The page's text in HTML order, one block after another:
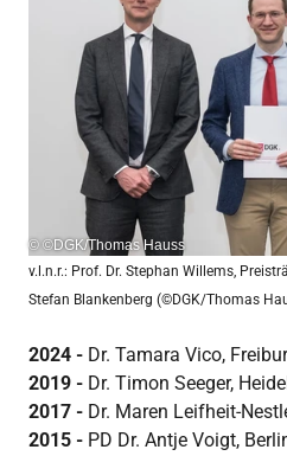
© ©DGK/Thomas Hauss
v.l.n.r.: Prof. Dr. Stephan Willems,
Stefan Blankenberg (©DGK/Thomas
2024 - Dr. Tamara Vico,
2019 - Dr. Timon Seeger,
2017 - Dr. Maren Leifheit-
2015 - PD Dr. Antje Voigt,